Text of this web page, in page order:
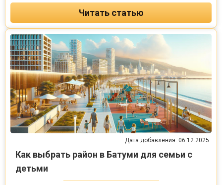
Читать статью
Дата добавления: 06.12.2025
Как выбрать район в Батуми для семьи с
детьми